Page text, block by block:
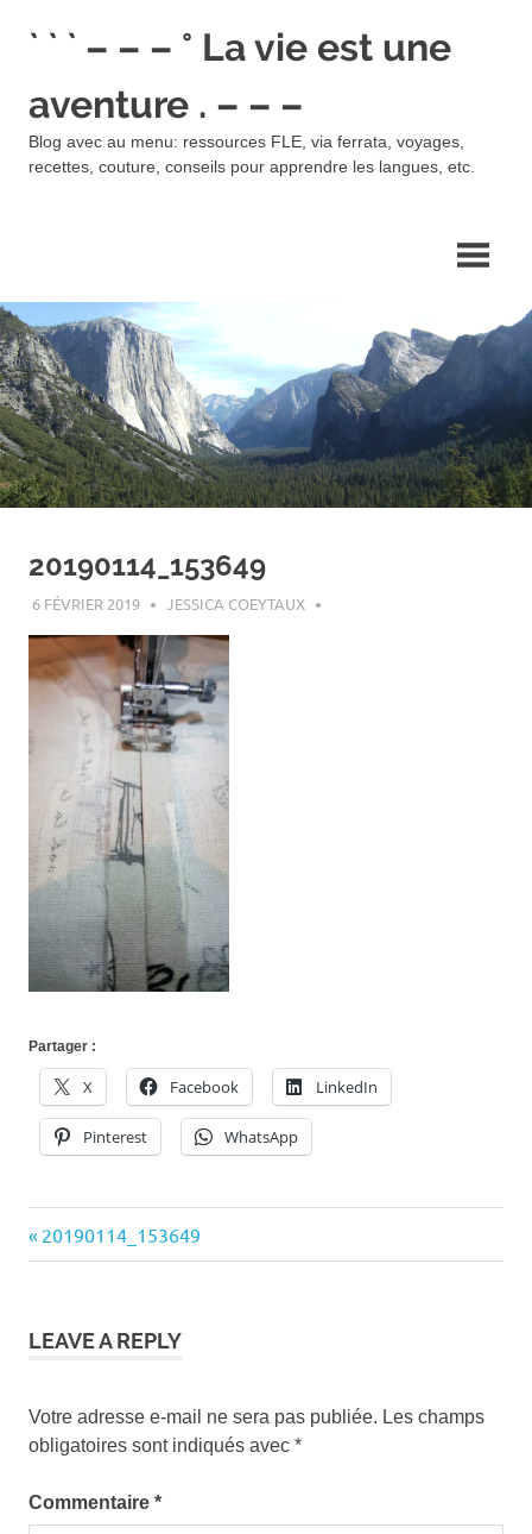
` ` ` – – – ° La vie est une
aventure . – – –
Blog avec au menu: ressources FLE, via ferrata, voyages,
recettes, couture, conseils pour apprendre les langues, etc.
20190114_153649
6 FÉVRIER 2019 JESSICA COEYTAUX
Partager :
X Facebook LinkedIn
Pinterest WhatsApp
Navigation
l’article
Previous
Post:
20190114_153649
LEAVE A REPLY
Votre adresse e-mail ne sera pas publiée. Les champs
obligatoires sont indiqués avec *
Commentaire *